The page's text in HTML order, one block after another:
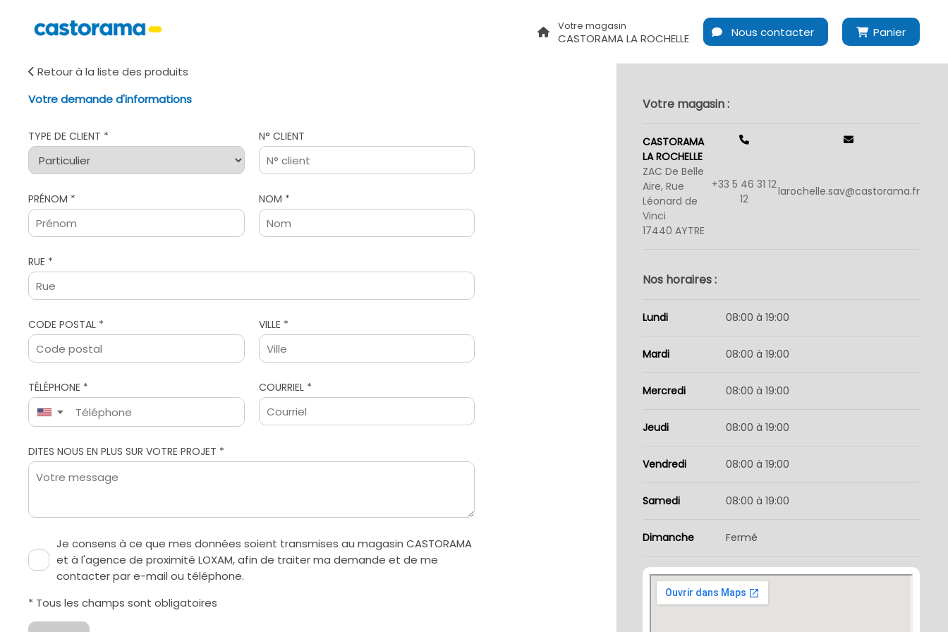
Votre magasin
CASTORAMA LA ROCHELLE Nous contacter Panier
Retour à la liste des produits
Votre demande d'informations
TYPE DE CLIENT * N° CLIENT
PRÉNOM * NOM *
RUE *
CODE POSTAL * VILLE *
TÉLÉPHONE *
▼
COURRIEL *
Je consens à ce que mes données soient transmises au magasin CASTORAMA
et à l'agence de proximité LOXAM, afin de traiter ma demande et de me
contacter par e-mail ou téléphone.
* Tous les champs sont obligatoires
Votre magasin :
CASTORAMA
LA ROCHELLE
ZAC De Belle
Aire, Rue
Léonard de
Vinci
17440 AYTRE
+33 5 46 31 12
12
larochelle.sav@castorama.fr
Nos horaires :
Lundi 08:00 à 19:00
Mardi 08:00 à 19:00
Mercredi 08:00 à 19:00
Jeudi 08:00 à 19:00
Vendredi 08:00 à 19:00
Samedi 08:00 à 19:00
Dimanche Fermé